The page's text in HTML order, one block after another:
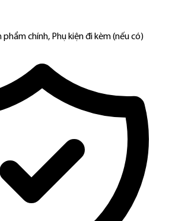
phẩm chính, Phụ kiện đi kèm (nếu có)